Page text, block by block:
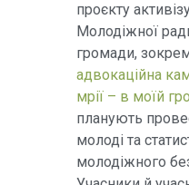
проєкту
Молодіжної
громади,
адвокаційна
мрії – в моїй
планують
молоді та
молодіжного